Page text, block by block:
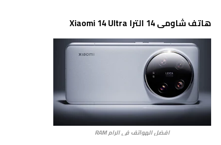
هاتف شاومى 14 الترا Xiaomi 14 Ultra
افضل الهواتف في الرام RAM